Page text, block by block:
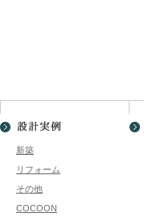
新築
リフォーム
その他
COCOON